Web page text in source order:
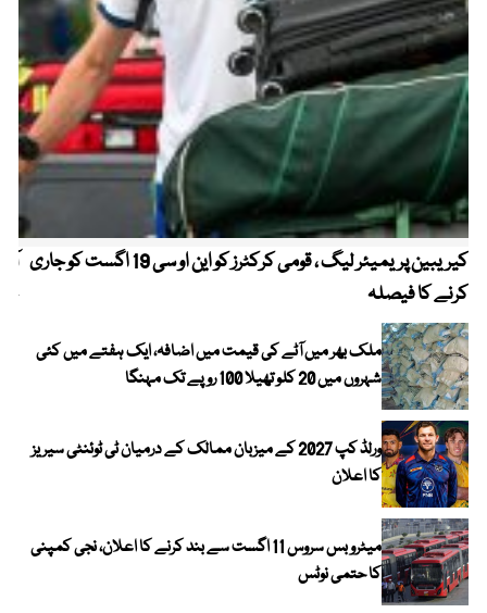
کیریبین پریمیئر لیگ ، قومی کرکٹرز کو این او سی 19 اگست کو جاری
کرنے کا فیصلہ
ملک بھر میں آٹے کی قیمت میں اضافہ، ایک ہفتے میں کئی
شہروں میں 20 کلو تھیلا 100 روپے تک مہنگا
ورلڈ کپ 2027 کے میزبان ممالک کے درمیان ٹی ٹوئنٹی سیریز
کا اعلان
میٹرو بس سروس 11 اگست سے بند کرنے کا اعلان، نجی کمپنی
کا حتمی نوٹس